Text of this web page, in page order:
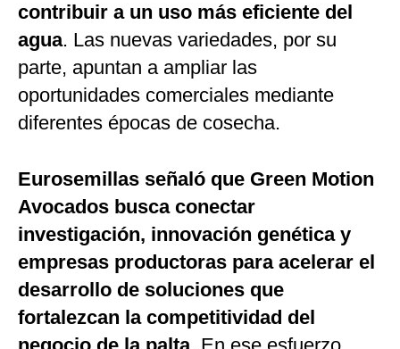
contribuir a un uso más eficiente del
agua. Las nuevas variedades, por su
parte, apuntan a ampliar las
oportunidades comerciales mediante
diferentes épocas de cosecha.
Eurosemillas señaló que Green Motion
Avocados busca conectar
investigación, innovación genética y
empresas productoras para acelerar el
desarrollo de soluciones que
fortalezcan la competitividad del